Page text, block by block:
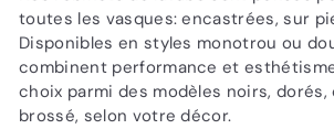
toutes les vasques: encastrées, sur
Disponibles en styles monotrou ou
combinent performance et
choix parmi des modèles noirs,
brossé, selon votre décor.